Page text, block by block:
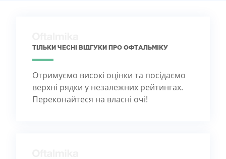
ТІЛЬКИ ЧЕСНІ ВІДГУКИ ПРО ОФТАЛЬМІКУ
Отримуємо високі оцінки та посідаємо
верхні рядки у незалежних рейтингах.
Переконайтеся на власні очі!